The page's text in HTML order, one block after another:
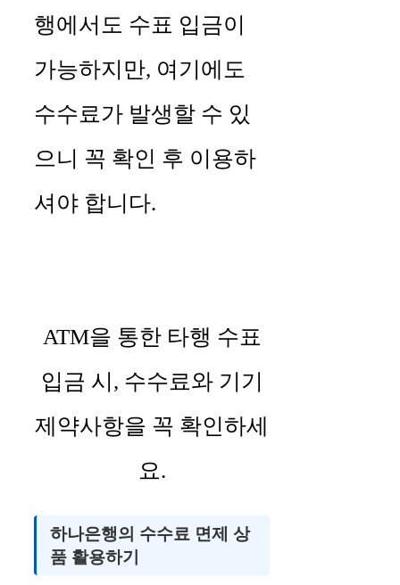
행에서도 수표 입금이
가능하지만, 여기에도
수수료가 발생할 수 있
으니 꼭 확인 후 이용하
셔야 합니다.
ATM을 통한 타행 수표
입금 시, 수수료와 기기
제약사항을 꼭 확인하세
요.
하나은행의 수수료 면제 상
품 활용하기